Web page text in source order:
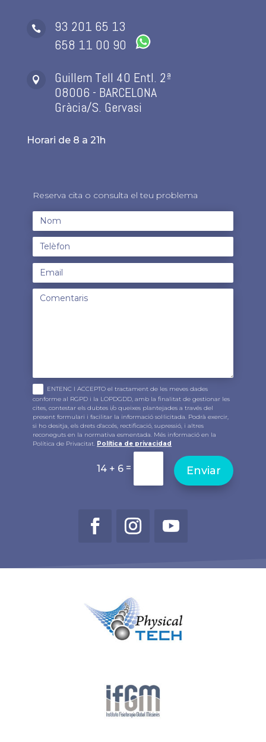

93 201 65 13
658 11 00 90

Guillem Tell 40 Entl. 2ª
08006 - BARCELONA
Gràcia/S. Gervasi
Horari de 8 a 21h
Reserva cita o consulta el teu problema
ENTENC I ACCEPTO el tractament de les meves dades
conforme al RGPD i la LOPDGDD, amb la finalitat de gestionar les
cites, contestar els dubtes i/o queixes plantejades a través del
present formulari i facilitar la informació sol·licitada. Podrà exercir,
si ho desitja, els drets d'accés, rectificació, supressió, i altres
reconeguts en la normativa esmentada. Més informació en la
Política de Privacitat. Política de privacidad
14 + 6 = Enviar